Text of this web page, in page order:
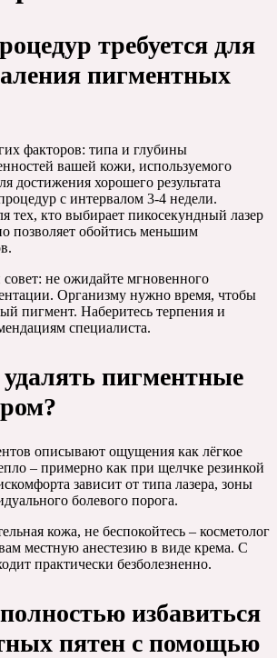
требуется для
пигментных
факторов: типа и глубины
вашей кожи, используемого
достижения хорошего результата
с интервалом 3-4 недели.
тех, кто выбирает пикосекундный лазер
позволяет обойтись меньшим
не ожидайте мгновенного
Организму нужно время, чтобы
пигмент. Наберитесь терпения и
специалиста.
пигментные
описывают ощущения как лёгкое
– примерно как при щелчке резинкой
зависит от типа лазера, зоны
болевого порога.
кожа, не беспокойтесь – косметолог
местную анестезию в виде крема. С
практически безболезненно.
избавиться
пятен с помощью